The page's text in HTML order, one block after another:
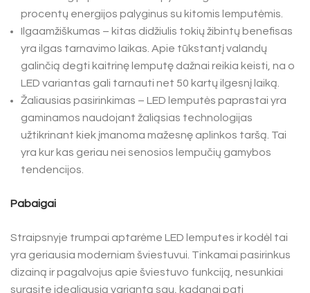
procentų energijos palyginus su kitomis lemputėmis.
Ilgaamžiškumas – kitas didžiulis tokių žibintų benefisas
yra ilgas tarnavimo laikas. Apie tūkstantį valandų
galinčią degti kaitrinę lemputę dažnai reikia keisti, na o
LED variantas gali tarnauti net 50 kartų ilgesnį laiką.
Žaliausias pasirinkimas – LED lemputės paprastai yra
gaminamos naudojant žaliąsias technologijas
užtikrinant kiek įmanoma mažesnę aplinkos taršą. Tai
yra kur kas geriau nei senosios lempučių gamybos
tendencijos.
Pabaigai
Straipsnyje trumpai aptarėme LED lemputes ir kodėl tai
yra geriausia moderniam šviestuvui. Tinkamai pasirinkus
dizainą ir pagalvojus apie šviestuvo funkciją, nesunkiai
surasite idealiausią variantą sau, kadangi pati